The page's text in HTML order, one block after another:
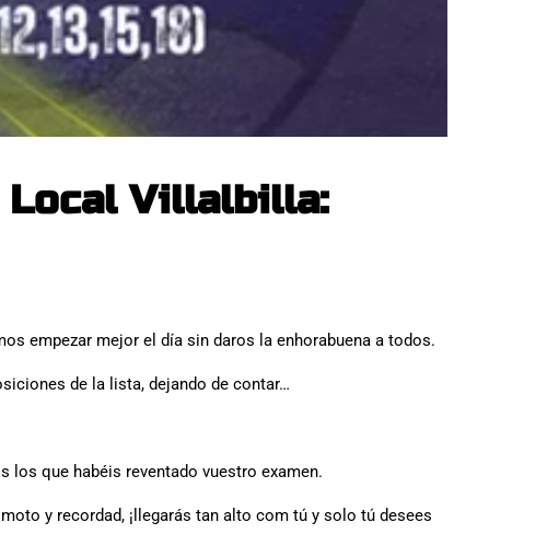
Local Villalbilla:
empezar mejor el día sin daros la enhorabuena a todos.
de la lista, dejando de contar…
los que habéis reventado vuestro examen.
y recordad, ¡llegarás tan alto com tú y solo tú desees